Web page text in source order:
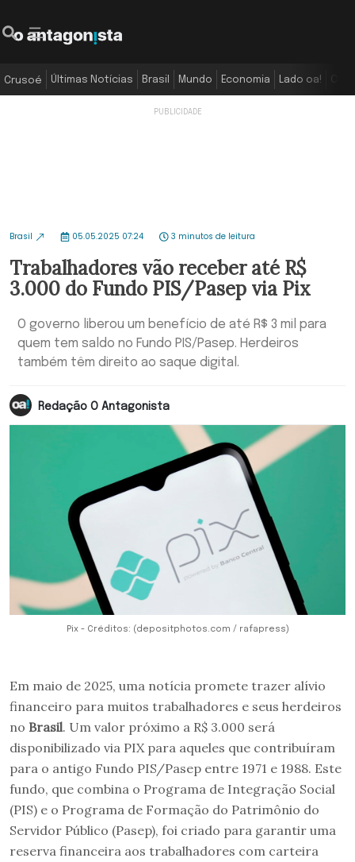
Crusoé Últimas Notícias Brasil Mundo Economia Lado oa!
Brasil 05.05.2025 07:24 3 minutos de leitura
Trabalhadores vão receber até R$
3.000 do Fundo PIS/Pasep via Pix
O governo liberou um benefício de até R$ 3 mil para
quem tem saldo no Fundo PIS/Pasep. Herdeiros
também têm direito ao saque digital.
Redação O Antagonista
Pix - Créditos: (depositphotos.com / rafapress)
Em maio de 2025, uma notícia promete trazer alívio
financeiro para muitos trabalhadores e seus herdeiros
no Brasil. Um valor próximo a R$ 3.000 será
disponibilizado via PIX para aqueles que contribuíram
para o antigo Fundo PIS/Pasep entre 1971 e 1988. Este
fundo, que combina o Programa de Integração Social
(PIS) e o Programa de Formação do Patrimônio do
Servidor Público (Pasep), foi criado para garantir uma
reserva financeira aos trabalhadores com carteira